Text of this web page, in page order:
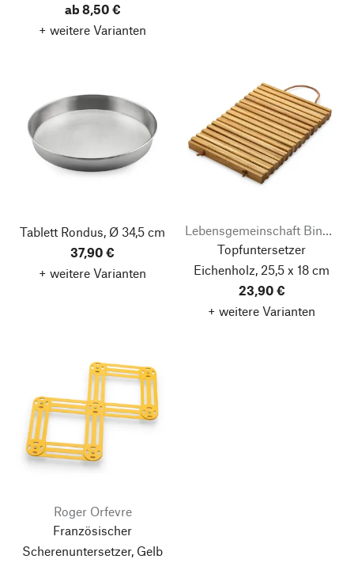
ab 8,50 €
+ weitere Varianten
Tablett Rondus, Ø 34,5 cm
37,90 €
+ weitere Varianten
Lebensgemeinschaft Bingenheim
Topfuntersetzer
Eichenholz, 25,5 x 18 cm
23,90 €
+ weitere Varianten
Roger Orfevre
Französischer
Scherenuntersetzer, Gelb